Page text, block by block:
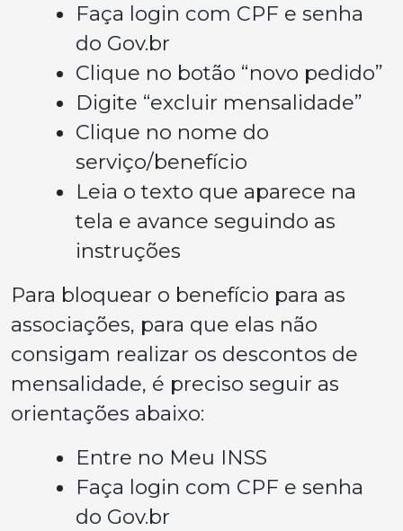
Faça login com CPF e senha
do Gov.br
Clique no botão “novo pedido”
Digite “excluir mensalidade”
Clique no nome do
serviço/benefício
Leia o texto que aparece na
tela e avance seguindo as
instruções
Para bloquear o benefício para as
associações, para que elas não
consigam realizar os descontos de
mensalidade, é preciso seguir as
orientações abaixo:
Entre no Meu INSS
Faça login com CPF e senha
do Gov.br